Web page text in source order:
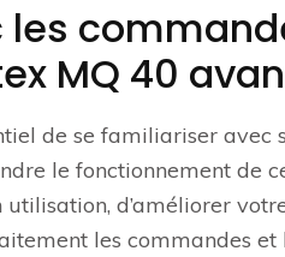
MQ 40
de se familiariser avec
le fonctionnement de
d’améliorer
les commandes